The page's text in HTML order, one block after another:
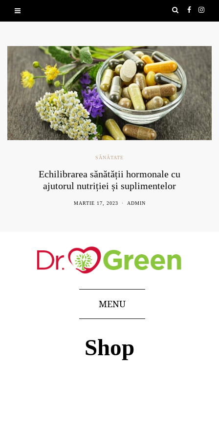
SĂNĂTATE
Echilibrarea sănătății hormonale cu
ajutorul nutriției și suplimentelor
MARTIE 17, 2023 ADMIN
MENU
Shop